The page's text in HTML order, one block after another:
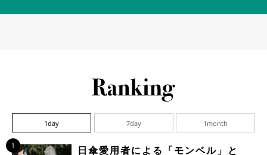
1day 7day 1month
1
日傘愛用者による「モンベル」と